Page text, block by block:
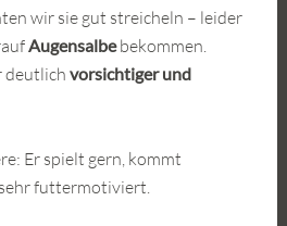
wir sie gut streicheln – leider
Augensalbebekommen.
deutlichvorsichtiger und
Er spielt gern, kommt
futtermotiviert.